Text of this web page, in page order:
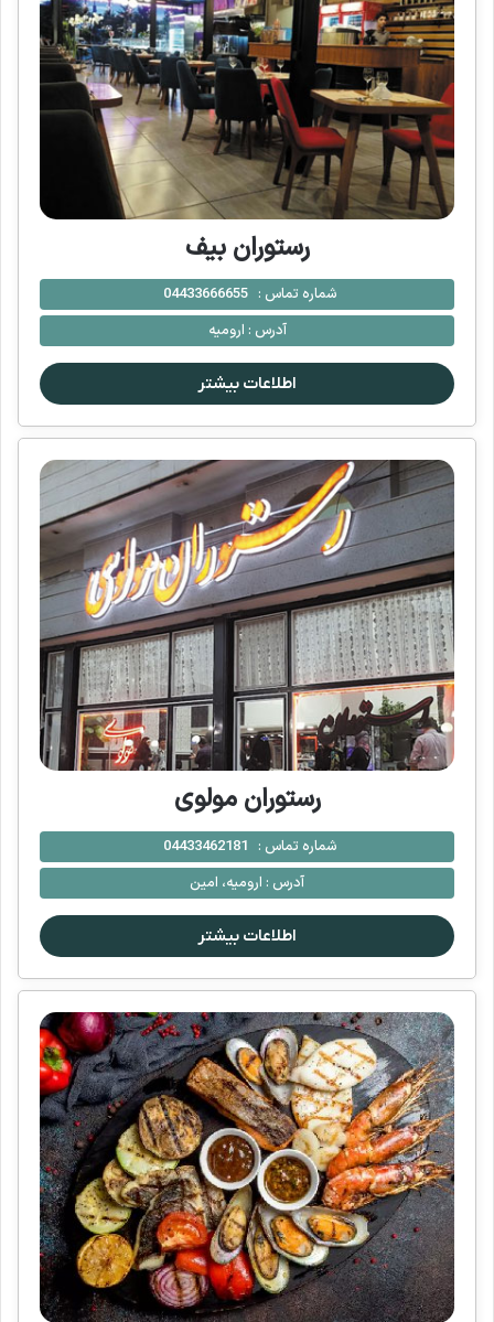
رستوران بیف
شماره تماس : 04433666655
آدرس : ارومیه
اطلاعات بیشتر
رستوران مولوی
شماره تماس : 04433462181
آدرس : ارومیه، امین
اطلاعات بیشتر